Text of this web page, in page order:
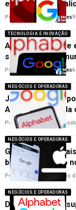
empresa mais
Por Goodanderson Gomes
TECNOLOGIA E INOVAÇÃO
Aposta do Google
setor de
Por Goodanderson Gomes
NEGÓCIOS E OPERADORAS
Justiça dos EUA
Alphabet; entenda
PorCleane Lima15 de
NEGÓCIOS E OPERADORAS
Google pagou
buscador padrão
Por Cleane Lima 2 de maio
NEGÓCIOS E OPERADORAS
Dona do Google